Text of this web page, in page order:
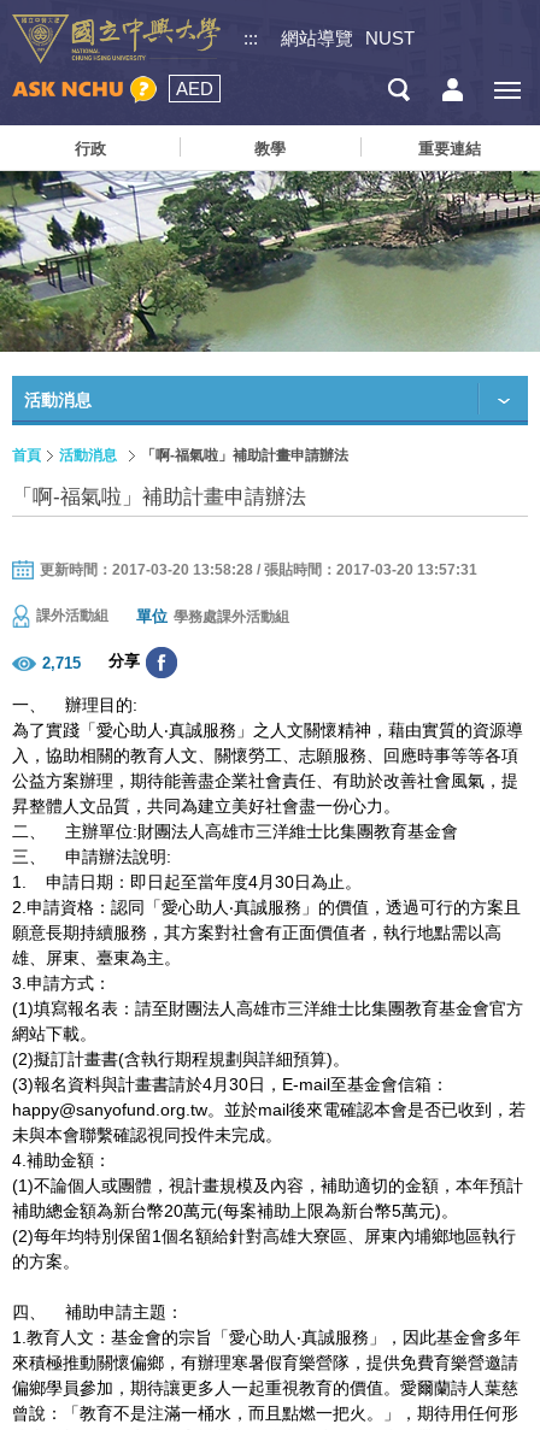
::: 網站導覽 NUST
AED
行政 教學 重要連結
活動消息
首頁 活動消息 「啊-福氣啦」補助計畫申請辦法
「啊-福氣啦」補助計畫申請辦法
更新時間：2017-03-20 13:58:28 / 張貼時間：2017-03-20 13:57:31
課外活動組 單位 學務處課外活動組
2,715 分享
一、 辦理目的:
為了實踐「愛心助人‧真誠服務」之人文關懷精神，藉由實質的資源導
入，協助相關的教育人文、關懷勞工、志願服務、回應時事等等各項
公益方案辦理，期待能善盡企業社會責任、有助於改善社會風氣，提
昇整體人文品質，共同為建立美好社會盡一份心力。
二、 主辦單位:財團法人高雄市三洋維士比集團教育基金會
三、 申請辦法說明:
1. 申請日期：即日起至當年度4月30日為止。
2.申請資格：認同「愛心助人‧真誠服務」的價值，透過可行的方案且
願意長期持續服務，其方案對社會有正面價值者，執行地點需以高
雄、屏東、臺東為主。
3.申請方式：
(1)填寫報名表：請至財團法人高雄市三洋維士比集團教育基金會官方
網站下載。
(2)擬訂計畫書(含執行期程規劃與詳細預算)。
(3)報名資料與計畫書請於4月30日，E-mail至基金會信箱：
happy@sanyofund.org.tw。並於mail後來電確認本會是否已收到，若
未與本會聯繫確認視同投件未完成。
4.補助金額：
(1)不論個人或團體，視計畫規模及內容，補助適切的金額，本年預計
補助總金額為新台幣20萬元(每案補助上限為新台幣5萬元)。
(2)每年均特別保留1個名額給針對高雄大寮區、屏東內埔鄉地區執行
的方案。
四、 補助申請主題：
1.教育人文：基金會的宗旨「愛心助人‧真誠服務」，因此基金會多年
來積極推動關懷偏鄉，有辦理寒暑假育樂營隊，提供免費育樂營邀請
偏鄉學員參加，期待讓更多人一起重視教育的價值。愛爾蘭詩人葉慈
曾說：「教育不是注滿一桶水，而且點燃一把火。」，期待用任何形